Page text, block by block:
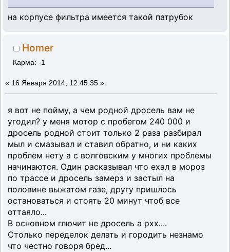
на корпусе фильтра имеется такой патрубок
Homer
Карма: -1
« 16 Января 2014, 12:45:35 »
я вот не пойму, а чем родной дросель вам не
угодил? у меня мотор с пробегом 240 000 и
дросель родной стоит только 2 раза разбирал
мыл и смазывал и ставил обратно, и ни каких
проблем нету а с волговским у многих проблемы
начинаются. Один расказывал что ехал в мороз
по трассе и дросель замерз и застыл на
половине выжатом газе, другу пришлось
остановаться и стоять 20 минут чтоб все
оттаяло...
В основном глючит не дросель а рхх....
Столько переделок делать и городить незнамо
что честно говоря бред...